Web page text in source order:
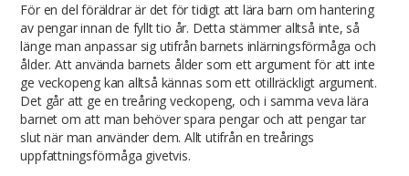
För en del föräldrar är det för tidigt att lära barn om hantering
av pengar innan de fyllt tio år. Detta stämmer alltså inte, så
länge man anpassar sig utifrån barnets inlärningsförmåga och
ålder. Att använda barnets ålder som ett argument för att inte
ge veckopeng kan alltså kännas som ett otillräckligt argument.
Det går att ge en treåring veckopeng, och i samma veva lära
barnet om att man behöver spara pengar och att pengar tar
slut när man använder dem. Allt utifrån en treårings
uppfattningsförmåga givetvis.